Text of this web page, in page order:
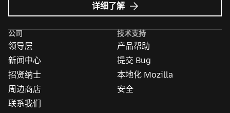
详细了解 Mozilla
广
公司
领导层
新闻中心
招贤纳士
周边商店
联系我们
技术支持
产品帮助
提交 Bug
本地化 Mozilla
安全